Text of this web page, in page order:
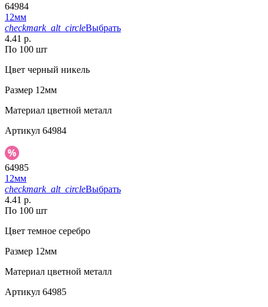
64984
12мм
checkmark_alt_circleВыбрать
4.41 р.
По 100 шт
Цвет черный никель
Размер 12мм
Материал цветной металл
Артикул 64984
64985
12мм
checkmark_alt_circleВыбрать
4.41 р.
По 100 шт
Цвет темное серебро
Размер 12мм
Материал цветной металл
Артикул 64985